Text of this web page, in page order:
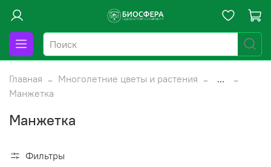
Главная Многолетние цветы и растения
...
Манжетка
Манжетка
Фильтры